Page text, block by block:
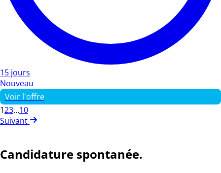
15 jours
Nouveau
Voir l'offre
123...10
Suivant
Candidature spontanée.